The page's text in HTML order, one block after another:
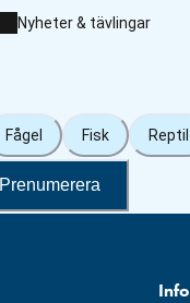
Nyheter & tävlingar
Fågel Fisk Reptil
Prenumerera
Info